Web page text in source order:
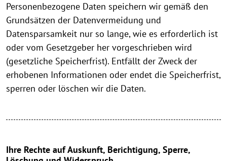
Personenbezogene Daten speichern wir gemäß den
Grundsätzen der Datenvermeidung und
Datensparsamkeit nur so lange, wie es erforderlich ist
oder vom Gesetzgeber her vorgeschrieben wird
(gesetzliche Speicherfrist). Entfällt der Zweck der
erhobenen Informationen oder endet die Speicherfrist,
sperren oder löschen wir die Daten.
Ihre Rechte auf Auskunft, Berichtigung, Sperre,